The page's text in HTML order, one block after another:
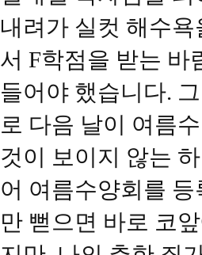
내려가 실컷 해수
서 F학점을 받는 바
들어야 했습니다.
로 다음 날이 여름
것이 보이지 않는
어 여름수양회를
만 뻗으면 바로 코